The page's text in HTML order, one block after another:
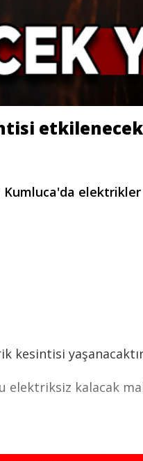
kesintisi
elektriksiz kalacak